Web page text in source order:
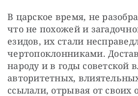
В царское время, не
что не похожей и
езидов, их стали
чертопоклонниками.
народу и в годы советской
авторитетных,
ссылали, отрывая от